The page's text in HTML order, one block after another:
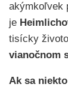
akýmkoľvek
je
tisícky
vianočnom
Ak sa